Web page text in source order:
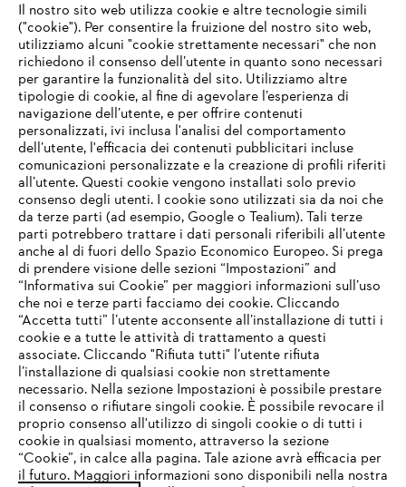
L’azienda
STIHL FAQ
Service
Termini e condizioni generali Privacy policy
Note legali Cookies Informazioni legali
IHR BROWSER WIRD NICHT
UNTERSTÜTZT
Sie nutzen einen Browser, den wir noch nicht unterstützen. Für
eine optimale Nutzung unserer Seite empfehlen wir Ihnen, zu
einem der folgenden Browser zu wechseln:
Il nostro sito web utilizza cookie e altre tecnologie simili
("cookie"). Per consentire la fruizione del nostro sito web,
utilizziamo alcuni "cookie strettamente necessari" che non
richiedono il consenso dell’utente in quanto sono necessari
per garantire la funzionalità del sito. Utilizziamo altre
tipologie di cookie, al fine di agevolare l’esperienza di
navigazione dell’utente, e per offrire contenuti
personalizzati, ivi inclusa l'analisi del comportamento
dell’utente, l'efficacia dei contenuti pubblicitari incluse
comunicazioni personalizzate e la creazione di profili riferiti
all’utente. Questi cookie vengono installati solo previo
consenso degli utenti. I cookie sono utilizzati sia da noi che
da terze parti (ad esempio, Google o Tealium). Tali terze
parti potrebbero trattare i dati personali riferibili all’utente
anche al di fuori dello Spazio Economico Europeo. Si prega
di prendere visione delle sezioni “Impostazioni” and
“Informativa sui Cookie” per maggiori informazioni sull’uso
che noi e terze parti facciamo dei cookie. Cliccando
“Accetta tutti” l’utente acconsente all’installazione di tutti i
cookie e a tutte le attività di trattamento a questi
associate. Cliccando "Rifiuta tutti" l’utente rifiuta
l’installazione di qualsiasi cookie non strettamente
necessario. Nella sezione Impostazioni è possibile prestare
il consenso o rifiutare singoli cookie. È possibile revocare il
proprio consenso all'utilizzo di singoli cookie o di tutti i
cookie in qualsiasi momento, attraverso la sezione
“Cookie”, in calce alla pagina. Tale azione avrà efficacia per
il futuro. Maggiori informazioni sono disponibili nella nostra